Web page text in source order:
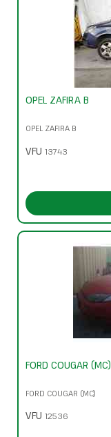
OPEL ZAFIRA B
OPEL ZAFIRA B
VFU 13743
FORD COUGAR (MC)
FORD COUGAR (MC)
VFU 12536